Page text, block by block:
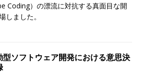
Coding）の漂流に対抗する真面目な開
しました。
型ソフトウェア開発における意思決